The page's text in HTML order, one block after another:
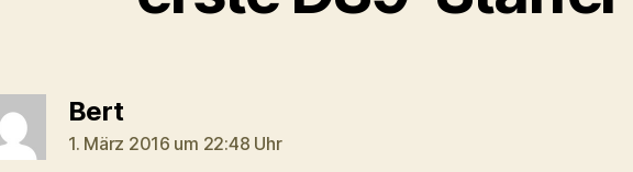
Bertsagt:
1. März 2016 um 22:48 Uhr